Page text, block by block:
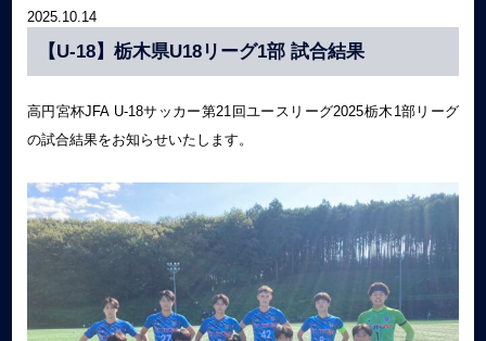
2025.10.14
【U-18】栃木県U18リーグ1部 試合結果
高円宮杯JFA U-18サッカー第21回ユースリーグ2025栃木1部リーグ
の試合結果をお知らせいたします。